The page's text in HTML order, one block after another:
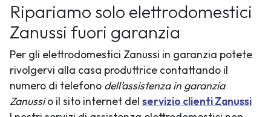
Ripariamo solo elettrodomestici
Zanussi fuori garanzia
Per gli elettrodomestici Zanussi in garanzia potete
rivolgervi alla casa produttrice contattando il
numero di telefono dell’assistenza in garanzia
Zanussio il sito internet del servizio clienti Zanussi